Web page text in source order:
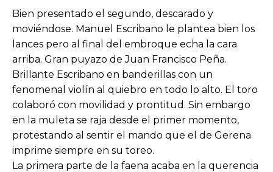
Bien presentado el segundo, descarado y
moviéndose. Manuel Escribano le plantea bien los
lances pero al final del embroque echa la cara
arriba. Gran puyazo de Juan Francisco Peña.
Brillante Escribano en banderillas con un
fenomenal violín al quiebro en todo lo alto. El toro
colaboró con movilidad y prontitud. Sin embargo
en la muleta se raja desde el primer momento,
protestando al sentir el mando que el de Gerena
imprime siempre en su toreo.
La primera parte de la faena acaba en la querencia